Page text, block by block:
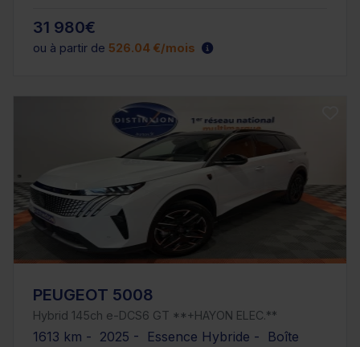
31 980€
ou à partir de 526.04 €/mois
PEUGEOT 5008
Hybrid 145ch e-DCS6 GT **+HAYON ELEC.**
1613 km - 2025 - Essence Hybride - Boîte